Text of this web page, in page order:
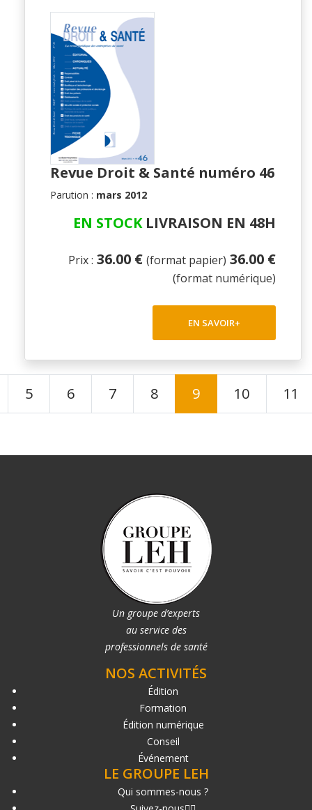
Revue Droit & Santé numéro 46
Parution : mars 2012
EN STOCKLIVRAISON EN 48H
Prix : 36.00 € (format papier) 36.00 €
(format numérique)
EN SAVOIR+
5 6 7 8 9 10 11
Un groupe d’experts
au service des
professionnels de santé
NOS ACTIVITÉS
Édition
Formation
Édition numérique
Conseil
Événement
LE GROUPE LEH
Qui sommes-nous ?